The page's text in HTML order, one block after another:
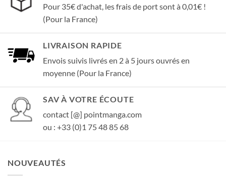
Pour 35€ d'achat, les frais de port sont à 0,01€ !
(Pour la France)
LIVRAISON RAPIDE
Envois suivis livrés en 2 à 5 jours ouvrés en
moyenne (Pour la France)
SAV À VOTRE ÉCOUTE
contact [@] pointmanga.com
ou : +33 (0)1 75 48 85 68
NOUVEAUTÉS